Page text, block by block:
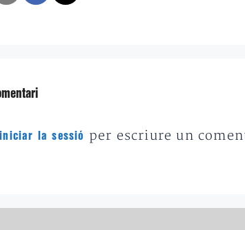
iniciar la sessió per escriure un